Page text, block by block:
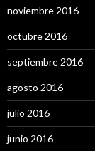
noviembre 2016
octubre 2016
septiembre 2016
agosto 2016
julio 2016
junio 2016